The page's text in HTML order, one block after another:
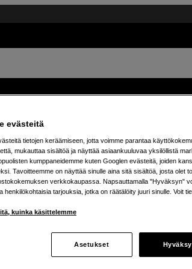
% alennusta teenage engineering -
evästeitä
tietojen keräämiseen, jotta voimme parantaa
mukauttaa sisältöä ja näyttää asiaankuuluvaa yksilöllistä
kumppaneidemme kuten Googlen evästeitä, joiden
Tavoitteemme on näyttää sinulle aina sitä sisältöä, josta olet
verkkokaupassa. Napsauttamalla "Hyväksyn"
henkilökohtaisia tarjouksia, jotka on räätälöity juuri sinulle. Voit
kuinka käsittelemme
Asetukset